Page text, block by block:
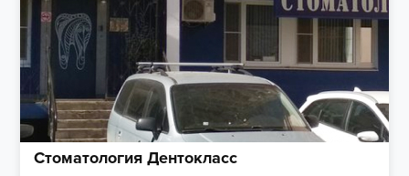
Стоматология Дентокласс